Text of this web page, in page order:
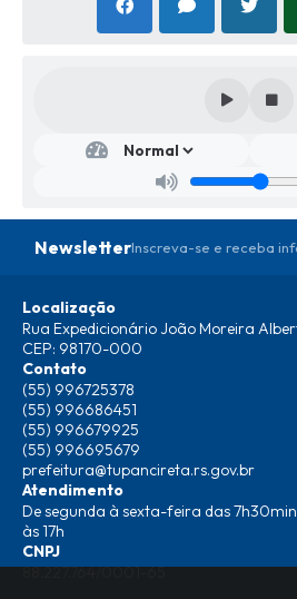
NewsletterInscreva-se e receba
Localização
Rua Expedicionário João Moreira
CEP: 98170-000
Contato
(55) 996725378
(55) 996686451
(55) 996679925
(55) 996695679
prefeitura@tupancireta.rs.gov.br
Atendimento
De segunda à sexta-feira das 7h30min
às 17h
CNPJ
88.227.764/0001-65